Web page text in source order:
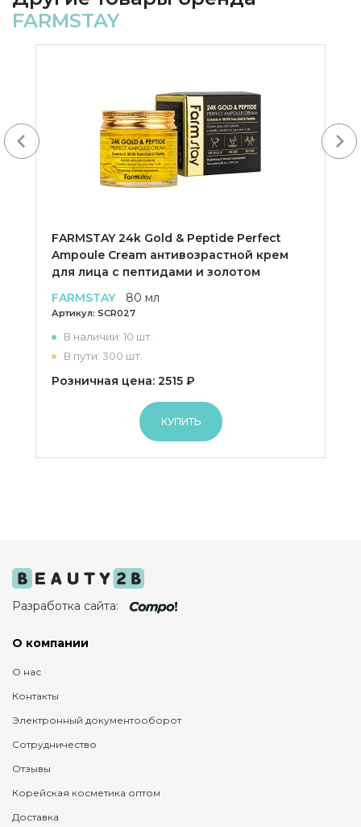
FARMSTAY
FARMSTAY 24k Gold & Peptide Perfect
Ampoule Cream антивозрастной крем
для лица с пептидами и золотом
FARMSTAY
80 мл
Артикул: SCR027
В наличии: 10 шт.
В пути: 300 шт.
Розничная цена: 2515 ₽
КУПИТЬ
Next
Разработка сайта:
О компании
О нас
Контакты
Электронный документооборот
Сотрудничество
Отзывы
Корейская косметика оптом
Доставка